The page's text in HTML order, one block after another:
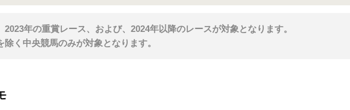
2023年の重賞レース、および、2024年以降のレースが対象となります。
く中央競馬のみが対象となります。